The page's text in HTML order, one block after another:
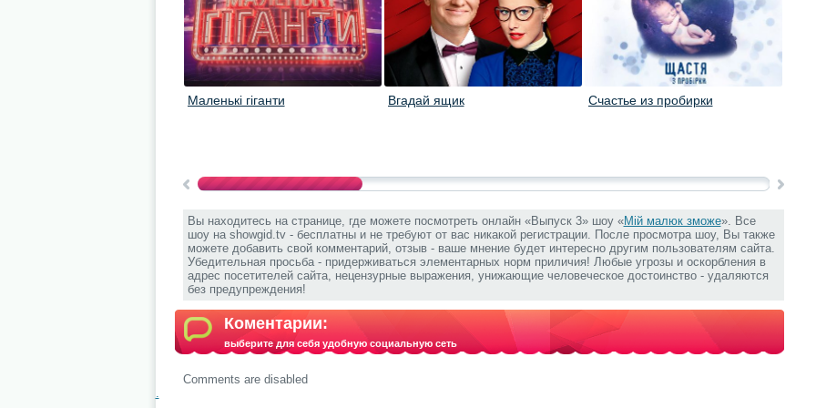
Маленькі гіганти Вгадай ящик Счастье из пробирки
Вы находитесь на странице, где можете посмотреть онлайн «Выпуск 3» шоу «Мій малюк зможе». Все
шоу на showgid.tv - бесплатны и не требуют от вас никакой регистрации. После просмотра шоу, Вы также
можете добавить свой комментарий, отзыв - ваше мнение будет интересно другим пользователям сайта.
Убедительная просьба - придерживаться элементарных норм приличия! Любые угрозы и оскорбления в
адрес посетителей сайта, нецензурные выражения, унижающие человеческое достоинство - удаляются
без предупреждения!
Коментарии:
выберите для себя удобную социальную сеть
Comments are disabled
.